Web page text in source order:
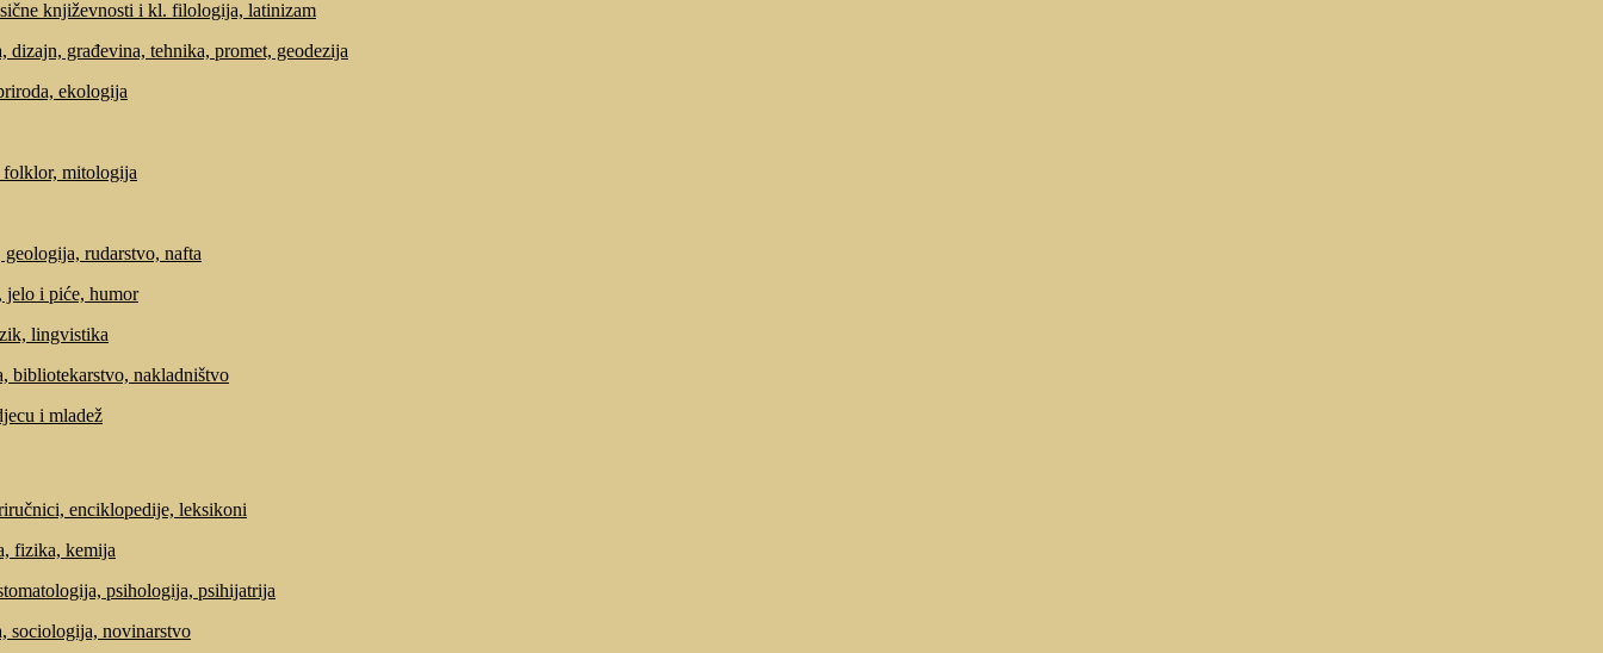
književnosti i kl. filologija, latinizam
dizajn, građevina, tehnika, promet, geodezija
ekologija
mitologija
rudarstvo, nafta
jelo i piće, humor
lingvistika
bibliotekarstvo, nakladništvo
i mladež
enciklopedije, leksikoni
fizika, kemija
psihologija, psihijatrija
sociologija, novinarstvo